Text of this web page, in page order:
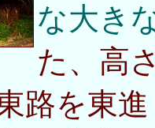
な大き
た、高
路を東